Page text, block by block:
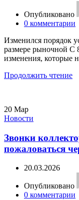
Опубликовано
0 комментарии
Изменился порядок
размере рыночной С
изменения, которые
Продолжить чтение
20 Мар
Новости
Звонки
пожаловаться
20.03.2026
Опубликовано
0 комментарии